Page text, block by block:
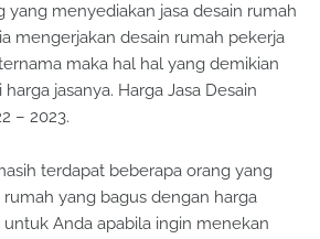
yang menyediakan jasa desain rumah
mengerjakan desain rumah pekerja
maka hal hal yang demikian
jasanya. Harga Jasa Desain
– 2023.
terdapat beberapa orang yang
rumah yang bagus dengan harga
Anda apabila ingin menekan